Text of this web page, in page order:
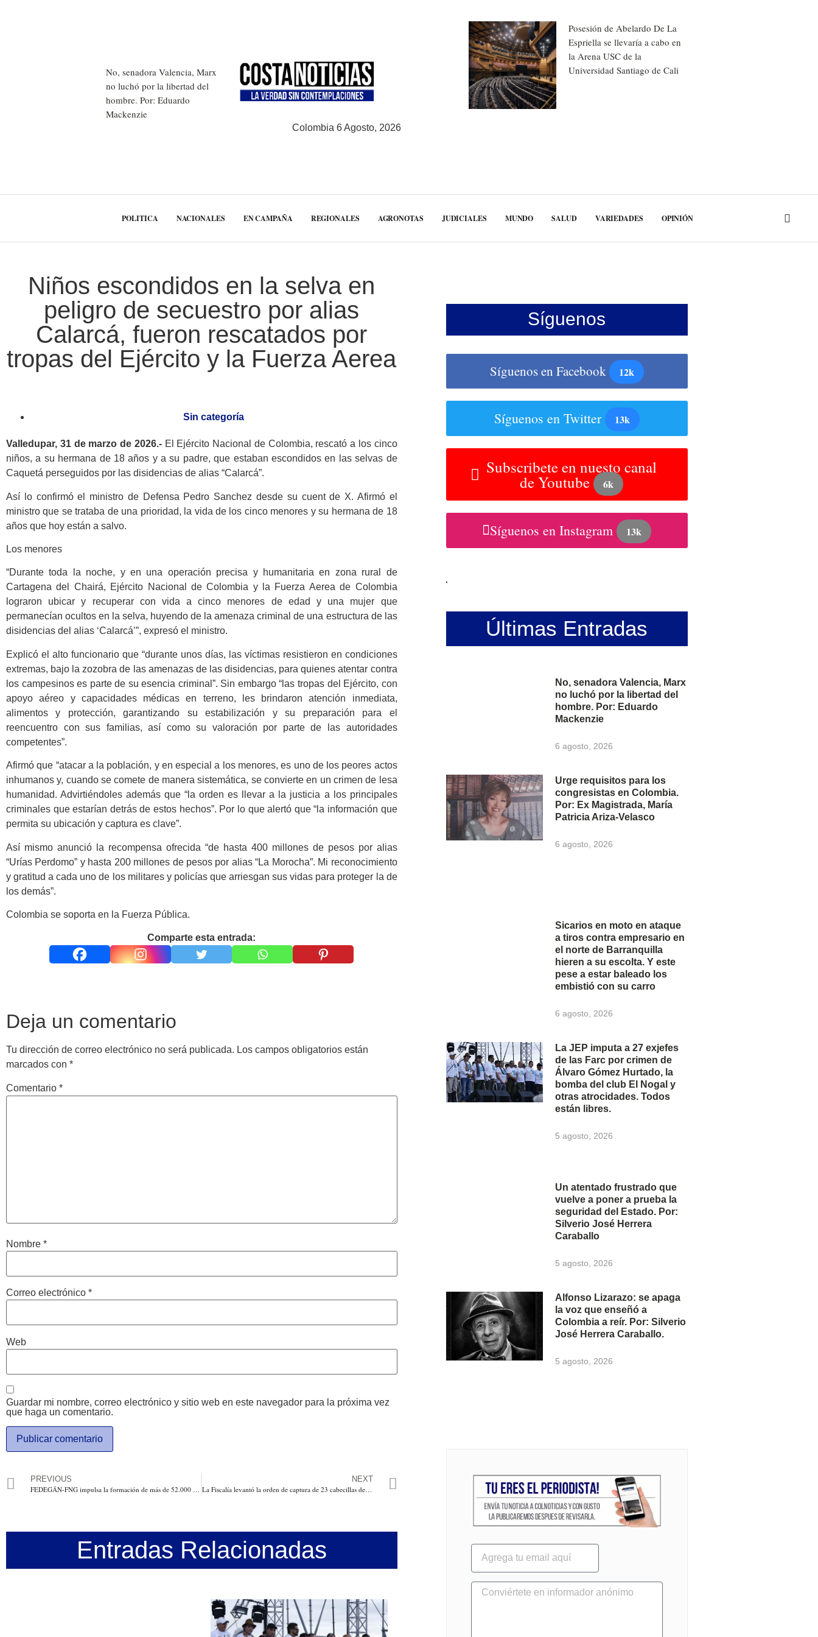
No, senadora Valencia, Marx
no luchó por la libertad del
hombre. Por: Eduardo
Mackenzie
Colombia 6 Agosto, 2026
Posesión de Abelardo De La
Espriella se llevaría a cabo en
la Arena USC de la
Universidad Santiago de Cali
POLITICA NACIONALES EN CAMPAÑA REGIONALES AGRONOTAS JUDICIALES MUNDO SALUD VARIEDADES OPINIÓN
Niños escondidos en la selva en
peligro de secuestro por alias
Calarcá, fueron rescatados por
tropas del Ejército y la Fuerza Aerea
Sin categoría
Valledupar, 31 de marzo de 2026.-El Ejército Nacional de Colombia, rescató a los cinco
niños, a su hermana de 18 años y a su padre, que estaban escondidos en las selvas de
Caquetá perseguidos por las disidencias de alias “Calarcá”.
Así lo confirmó el ministro de Defensa Pedro Sanchez desde su cuent de X. Afirmó el
ministro que se trataba de una prioridad, la vida de los cinco menores y su hermana de 18
años que hoy están a salvo.
Los menores
“Durante toda la noche, y en una operación precisa y humanitaria en zona rural de
Cartagena del Chairá, Ejército Nacional de Colombia y la Fuerza Aerea de Colombia
lograron ubicar y recuperar con vida a cinco menores de edad y una mujer que
permanecían ocultos en la selva, huyendo de la amenaza criminal de una estructura de las
disidencias del alias ‘Calarcá’”, expresó el ministro.
Explicó el alto funcionario que “durante unos días, las víctimas resistieron en condiciones
extremas, bajo la zozobra de las amenazas de las disidencias, para quienes atentar contra
los campesinos es parte de su esencia criminal”. Sin embargo “las tropas del Ejército, con
apoyo aéreo y capacidades médicas en terreno, les brindaron atención inmediata,
alimentos y protección, garantizando su estabilización y su preparación para el
reencuentro con sus familias, así como su valoración por parte de las autoridades
competentes”.
Afirmó que “atacar a la población, y en especial a los menores, es uno de los peores actos
inhumanos y, cuando se comete de manera sistemática, se convierte en un crimen de lesa
humanidad. Advirtiéndoles además que “la orden es llevar a la justicia a los principales
criminales que estarían detrás de estos hechos”. Por lo que alertó que “la información que
permita su ubicación y captura es clave”.
Así mismo anunció la recompensa ofrecida “de hasta 400 millones de pesos por alias
“Urías Perdomo” y hasta 200 millones de pesos por alias “La Morocha”. Mi reconocimiento
y gratitud a cada uno de los militares y policías que arriesgan sus vidas para proteger la de
los demás”.
Colombia se soporta en la Fuerza Pública.
Comparte esta entrada:
Deja un comentario
Tu dirección de correo electrónico no será publicada. Los campos obligatorios están
marcados con *
Comentario *
Nombre *
Correo electrónico *
Web
Guardar mi nombre, correo electrónico y sitio web en este navegador para la próxima vez
que haga un comentario.
PREVIOUS
FEDEGÁN-FNG impulsa la formación de más de 52.000 ganaderos, trabajadores del sector y estudiantes en todo el país
NEXT
La Fiscalía levantó la orden de captura de 23 cabecillas de bandas criminales del “tarimazo” de Petro
Entradas Relacionadas
Síguenos
Síguenos en Facebook 12k
Síguenos en Twitter 13k
Subscribete en nuesto canal
de Youtube 6k
Síguenos en Instagram 13k
Últimas Entradas
No, senadora Valencia, Marx
no luchó por la libertad del
hombre. Por: Eduardo
Mackenzie
6 agosto, 2026
Urge requisitos para los
congresistas en Colombia.
Por: Ex Magistrada, María
Patricia Ariza-Velasco
6 agosto, 2026
Sicarios en moto en ataque
a tiros contra empresario en
el norte de Barranquilla
hieren a su escolta. Y este
pese a estar baleado los
embistió con su carro
6 agosto, 2026
La JEP imputa a 27 exjefes
de las Farc por crimen de
Álvaro Gómez Hurtado, la
bomba del club El Nogal y
otras atrocidades. Todos
están libres.
5 agosto, 2026
Un atentado frustrado que
vuelve a poner a prueba la
seguridad del Estado. Por:
Silverio José Herrera
Caraballo
5 agosto, 2026
Alfonso Lizarazo: se apaga
la voz que enseñó a
Colombia a reír. Por: Silverio
José Herrera Caraballo.
5 agosto, 2026